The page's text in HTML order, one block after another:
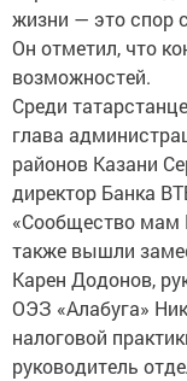
жизни — это спор
Он отметил, что
возможностей.
Среди
глава
районов Казани
директор Банка
«Сообщество мам
также вышли
Карен Додонов,
ОЭЗ «Алабуга»
налоговой
руководитель